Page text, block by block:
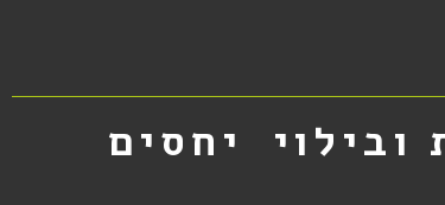
ובילוי יחסים